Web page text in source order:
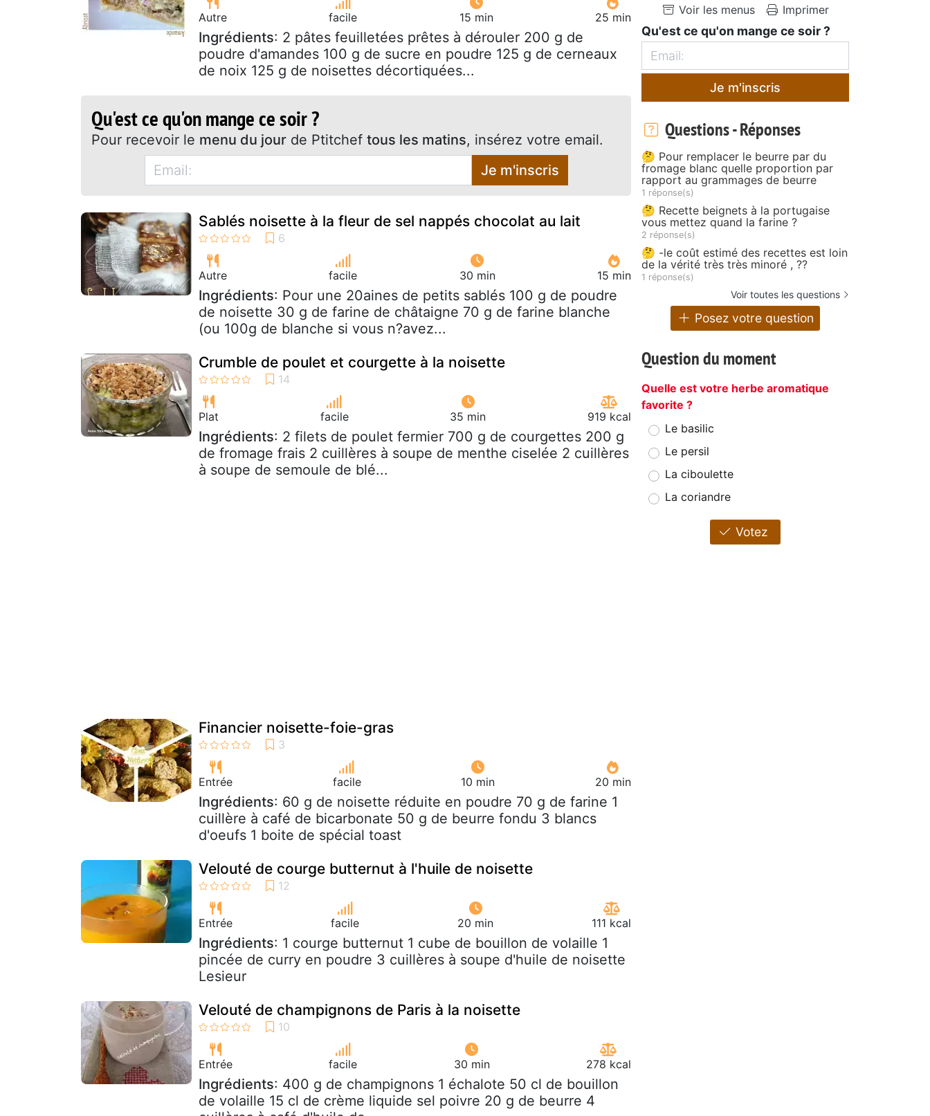
Autre facile 15 min 25 min
Ingrédients: 2 pâtes feuilletées prêtes à dérouler 200 g de
poudre d'amandes 100 g de sucre en poudre 125 g de cerneaux
de noix 125 g de noisettes décortiquées...
Qu'est ce qu'on mange ce soir ?
Pour recevoir le menu du jour de Ptitchef tous les matins, insérez votre email.
Je m'inscris
Sablés noisette à la fleur de sel nappés chocolat au lait
Autre facile 30 min 15 min
Ingrédients: Pour une 20aines de petits sablés 100 g de poudre
de noisette 30 g de farine de châtaigne 70 g de farine blanche
(ou 100g de blanche si vous n?avez...
Crumble de poulet et courgette à la noisette
Plat facile 35 min 919 kcal
Ingrédients: 2 filets de poulet fermier 700 g de courgettes 200 g
de fromage frais 2 cuillères à soupe de menthe ciselée 2 cuillères
à soupe de semoule de blé...
Financier noisette-foie-gras
Entrée facile 10 min 20 min
Ingrédients: 60 g de noisette réduite en poudre 70 g de farine 1
cuillère à café de bicarbonate 50 g de beurre fondu 3 blancs
d'oeufs 1 boite de spécial toast
Velouté de courge butternut à l'huile de noisette
Entrée facile 20 min 111 kcal
Ingrédients: 1 courge butternut 1 cube de bouillon de volaille 1
pincée de curry en poudre 3 cuillères à soupe d'huile de noisette
Lesieur
Velouté de champignons de Paris à la noisette
Entrée facile 30 min 278 kcal
Ingrédients: 400 g de champignons 1 échalote 50 cl de bouillon
de volaille 15 cl de crème liquide sel poivre 20 g de beurre 4
Voir les menus Imprimer
Qu'est ce qu'on mange ce soir ?
Je m'inscris
Questions - Réponses
🤔 Pour remplacer le beurre par du
fromage blanc quelle proportion par
rapport au grammages de beurre
1 réponse(s)
🤔 Recette beignets à la portugaise
vous mettez quand la farine ?
2 réponse(s)
🤔 -le coût estimé des recettes est loin
de la vérité très très minoré , ??
1 réponse(s)
Voir toutes les questions
Posez votre question
Question du moment
Quelle est votre herbe aromatique
favorite ?
Le basilic
Le persil
La ciboulette
La coriandre
Votez